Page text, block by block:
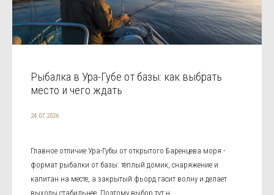
Рыбалка в Ура-Губе от базы: как выбрать
место и чего ждать
24.07.2026
Главное отличие Ура-Губы от открытого Баренцева моря -
формат рыбалки от базы: тёплый домик, снаряжение и
капитан на месте, а закрытый фьорд гасит волну и делает
выходы стабильнее. Поэтому выбор тут н...